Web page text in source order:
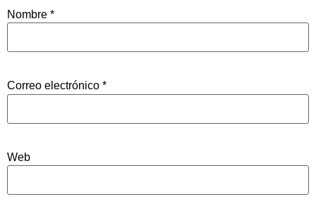
Nombre *
Correo electrónico *
Web